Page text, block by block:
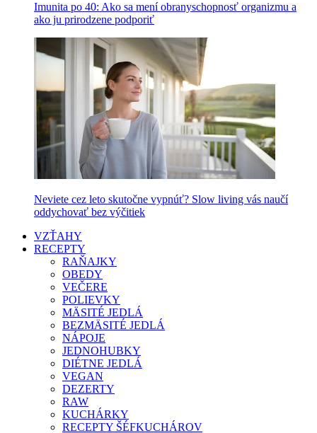
Imunita po 40: Ako sa mení obranyschopnosť organizmu a
ako ju prirodzene podporiť
Neviete cez leto skutočne vypnúť? Slow living vás naučí
oddychovať bez výčitiek
VZŤAHY
RECEPTY
RAŇAJKY
OBEDY
VEČERE
POLIEVKY
MÄSITÉ JEDLÁ
BEZMÄSITÉ JEDLÁ
NÁPOJE
JEDNOHUBKY
DIÉTNE JEDLÁ
VEGAN
DEZERTY
RAW
KUCHÁRKY
RECEPTY ŠÉFKUCHÁROV